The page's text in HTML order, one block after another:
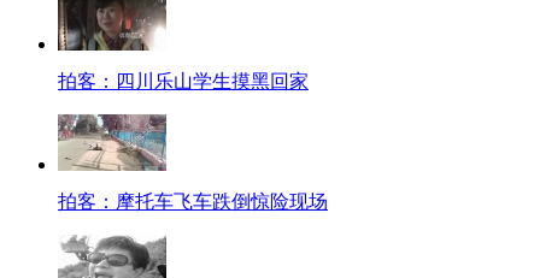
拍客：四川乐山学生摸黑回家
拍客：摩托车飞车跌倒惊险现场